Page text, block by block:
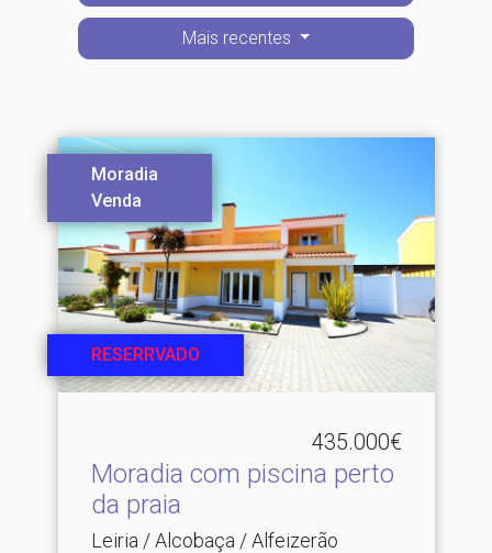
Mais recentes
Moradia
Venda
RESERRVADO
435.000€
Moradia com piscina perto
da praia
Leiria / Alcobaça / Alfeizerão